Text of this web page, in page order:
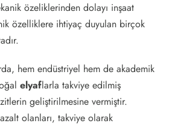
özeliklerinden dolayı inşaat
özelliklere ihtiyaç duyulan birçok
hem endüstriyel hem de akademik
elyaflarla takviye edilmiş
geliştirilmesine vermiştir.
olanları, takviye olarak